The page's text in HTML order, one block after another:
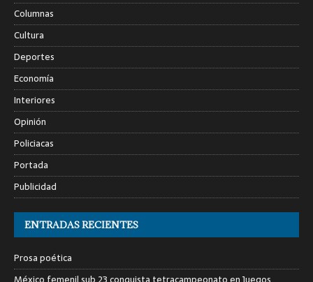
Columnas
Cultura
Deportes
Economía
Interiores
Opinión
Policiacas
Portada
Publicidad
ENTRADAS RECIENTES
Prosa poética